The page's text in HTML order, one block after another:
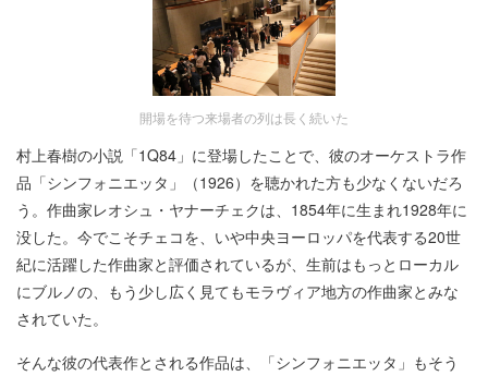
開場を待つ来場者の列は長く続いた
村上春樹の小説「1Q84」に登場したことで、彼のオーケストラ作
品「シンフォニエッタ」（1926）を聴かれた方も少なくないだろ
う。作曲家レオシュ・ヤナーチェクは、1854年に生まれ1928年に
没した。今でこそチェコを、いや中央ヨーロッパを代表する20世
紀に活躍した作曲家と評価されているが、生前はもっとローカル
にブルノの、もう少し広く見てもモラヴィア地方の作曲家とみな
されていた。
そんな彼の代表作とされる作品は、「シンフォニエッタ」もそう